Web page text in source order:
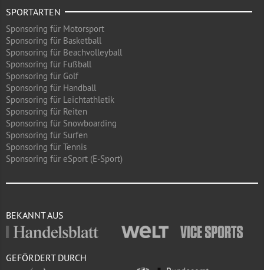
SPORTARTEN
Sponsoring für Motorsport
Sponsoring für Basketball
Sponsoring für Beachvolleyball
Sponsoring für Fußball
Sponsoring für Golf
Sponsoring für Handball
Sponsoring für Leichtathletik
Sponsoring für Reiten
Sponsoring für Snowboarding
Sponsoring für Surfen
Sponsoring für Tennis
Sponsoring für eSport (E-Sport)
BEKANNT AUS
GEFÖRDERT DURCH